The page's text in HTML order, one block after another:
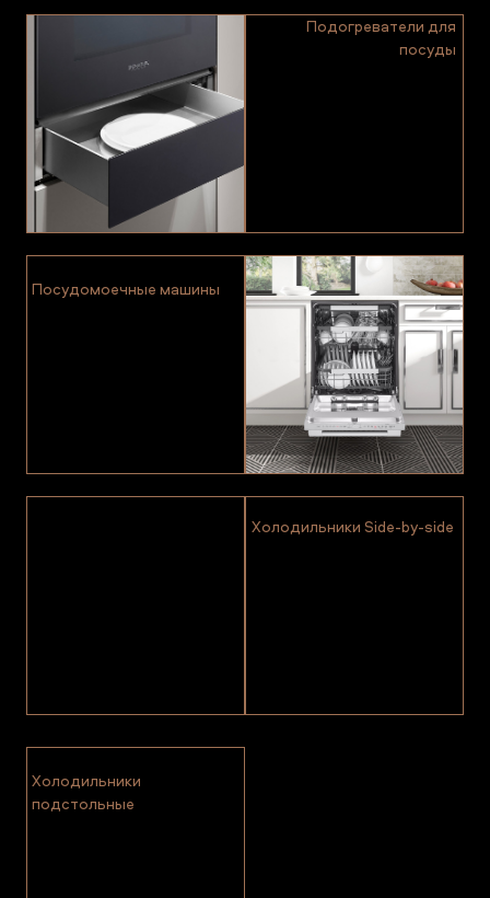
Холодильники
подстольные
Холодильники Side-by-side
Посудомоечные машины
Подогреватели для
посуды